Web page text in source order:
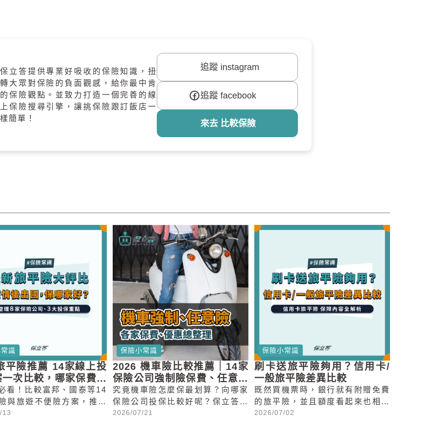
保立答提供專業好吸收的保險知識，扭
轉大眾對保險的負面觀感，給你最中肯
的保險觀點。並致力打造一個完善的線
上保險搜尋引擎，讓挑保險跟訂飯店一
樣簡單！
追蹤 instagram
追蹤 facebook
來去 比較保險
識
平險推薦 14家線上投
次比較，哪家保費最
看！比較富邦、國泰等14
與旅遊不便險方案，推薦
都適合的2026年線上投
13
保險小常識
2026 機車險比較推薦｜14家
保險公司強制險保費、任意險
折扣完整整理
究竟機車險怎麼保最划算？向哪家
保險公司投保比較好呢？保立答替
車主們一次整理了投保機車險最在
2026/07/21
保險小常識
刷卡送旅平險夠用？信用卡/
一般旅平險差異比較
既然買機票時，銀行就有附贈免費
的旅平險，並且額度看起來也相當
足夠，那我們出國時還有需要自己
2026/07/02